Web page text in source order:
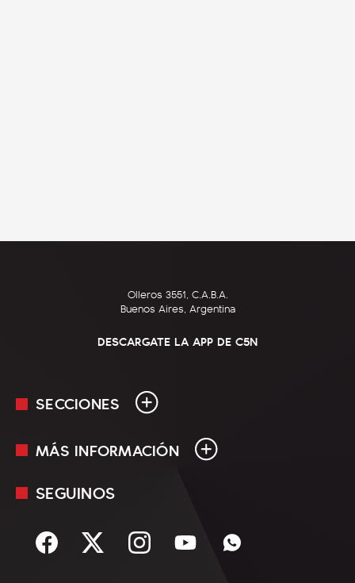
Olleros 3551, C.A.B.A.
Buenos Aires, Argentina
DESCARGATE LA APP DE C5N
SECCIONES
En Vivo
Sociedad
MÁS INFORMACIÓN
Mediakit
Términos y condiciones
SEGUINOS